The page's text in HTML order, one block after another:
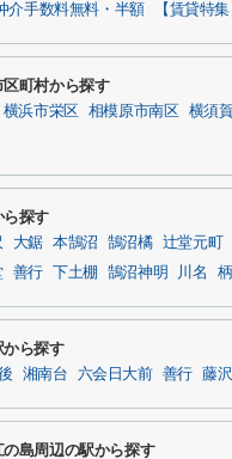
介手数料無料・半額 【賃貸特
町村から探す
横浜市栄区 相模原市南区 横須
ら探す
大鋸 本鵠沼 鵠沼橘 辻堂元町
善行 下土棚 鵠沼神明 川名
ら探す
湘南台 六会日大前 善行 藤沢
の島周辺の駅から探す